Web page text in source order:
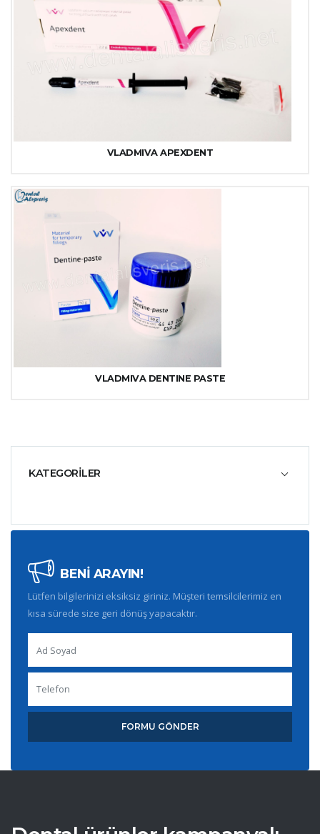
KATEGORİLER
BENİ ARAYIN!
Lütfen bilgilerinizi eksiksiz giriniz. Müşteri temsilcilerimiz en
kısa sürede size geri dönüş yapacaktır.
FORMU GÖNDER
VLADMIVA APEXDENT
VLADMIVA DENTINE PASTE